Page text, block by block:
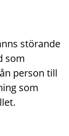
störande
som
person till
som